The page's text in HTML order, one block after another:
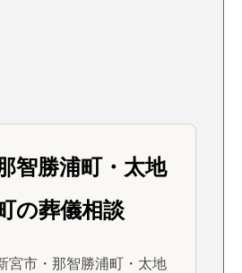
智勝浦町・太地
の葬儀相談
宮市・那智勝浦町・太地